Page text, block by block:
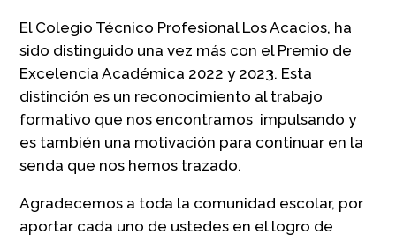
El Colegio Técnico Profesional Los Acacios, ha
sido distinguido una vez más con el Premio de
Excelencia Académica 2022 y 2023. Esta
distinción es un reconocimiento al trabajo
formativo que nos encontramos impulsando y
es también una motivación para continuar en la
senda que nos hemos trazado.
Agradecemos a toda la comunidad escolar, por
aportar cada uno de ustedes en el logro de